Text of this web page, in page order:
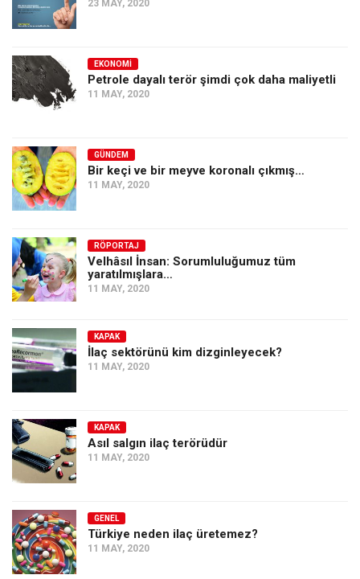
23 MAY, 2020
EKONOMI
Petrole dayalı terör şimdi çok daha maliyetli
11 MAY, 2020
GÜNDEM
Bir keçi ve bir meyve koronalı çıkmış…
11 MAY, 2020
RÖPORTAJ
Velhâsıl İnsan: Sorumluluğumuz tüm
yaratılmışlara…
11 MAY, 2020
KAPAK
İlaç sektörünü kim dizginleyecek?
11 MAY, 2020
KAPAK
Asıl salgın ilaç terörüdür
11 MAY, 2020
GENEL
Türkiye neden ilaç üretemez?
11 MAY, 2020